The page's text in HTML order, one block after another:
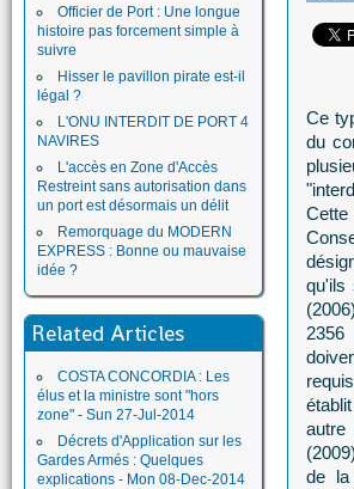
Officier de Port : Une longue
histoire pas forcement simple à
suivre
Hisser le pavillon pirate est-il
légal ?
L'ONU INTERDIT DE PORT 4
NAVIRES
L'accès en Zone d'Accès
Restreint sans autorisation dans
un port est désormais un délit
Remorquage du MODERN
EXPRESS : Bonne ou mauvaise
idée ?
Related Articles
COSTA CONCORDIA : Les
élus et la ministre sont "hors
zone" - Sun 27-Jul-2014
Décrets d'Application sur les
Gardes Armés : Quelques
explications - Mon 08-Dec-2014
Ce
du
qu'ils
2356
autre
de la